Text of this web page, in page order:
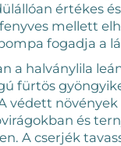
értékes
mellett
fogadja a
a halványlila
fürtös
védett
és
A cserjék